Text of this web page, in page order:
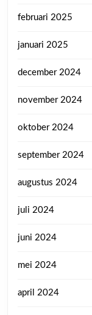
februari 2025
januari 2025
december 2024
november 2024
oktober 2024
september 2024
augustus 2024
juli 2024
juni 2024
mei 2024
april 2024